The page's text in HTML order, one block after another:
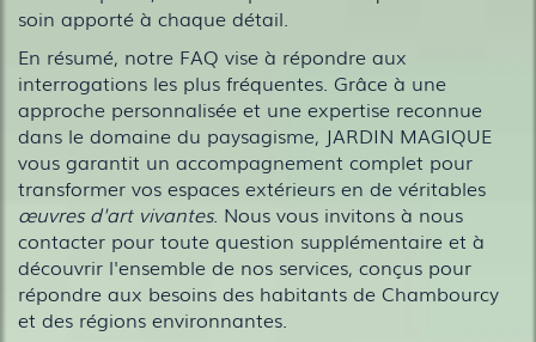
soin apporté à chaque détail.
En résumé, notre FAQ vise à répondre aux
interrogations les plus fréquentes. Grâce à une
approche personnalisée et une expertise reconnue
dans le domaine du paysagisme, JARDIN MAGIQUE
vous garantit un accompagnement complet pour
transformer vos espaces extérieurs en de véritables
œuvres d'art vivantes. Nous vous invitons à nous
contacter pour toute question supplémentaire et à
découvrir l'ensemble de nos services, conçus pour
répondre aux besoins des habitants de Chambourcy
et des régions environnantes.